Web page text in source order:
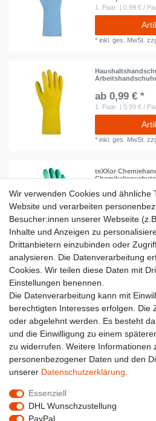
1 Paar | 0,99 € /
*inkl. ges. MwSt.
ab 0,99 € *
1 Paar | 0,99 € /
*inkl. ges. MwSt.
teXXor
ab 2,99 € *
1 Paar | 2,99 € /
Lieferzeit etwa 1
Ab 89 €
14 Tage
Widerrufs­recht
Wir verwenden Cookies und ähnliche
Website und verarbeiten
Besucher:innen unserer Webseite
Inhalte und Anzeigen zu
Drittanbietern einzubinden oder
analysieren. Die Datenverarbeitung
Cookies. Wir teilen diese Daten mit
Einstellungen benennen.
Die Datenverarbeitung kann mit
berechtigten Interesses erfolgen. Die
oder abgelehnt werden. Es besteht
und die Einwilligung zu einem
zu widerrufen. Weitere Informationen
personenbezogener Daten und den
unserer Daten­schutz­erklärung
Essenziell
DHL Wunschzustellung
PayPal